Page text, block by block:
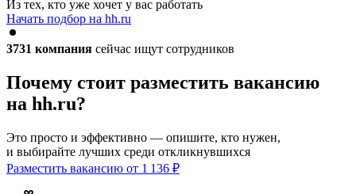
Из тех, кто уже хочет у вас работать
Начать подбор на hh.ru
3731 компания сейчас ищут сотрудников
Почему стоит разместить вакансию
на hh.ru?
Это просто и эффективно — опишите, кто нужен,
и выбирайте лучших среди откликнувшихся
Разместить вакансию от 1 136 ₽